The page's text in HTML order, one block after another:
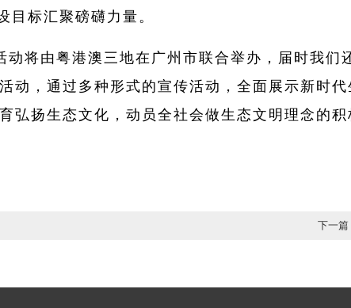
目标汇聚磅礴力量。
动将由粤港澳三地在广州市联合举办，届时我们
动，通过多种形式的宣传活动，全面展示新时代
弘扬生态文化，动员全社会做生态文明理念的积
下一篇